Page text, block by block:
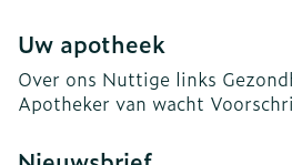
Uw apotheek
Over ons Nuttige links
Apotheker van wacht